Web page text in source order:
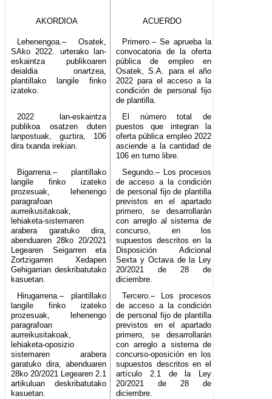
AKORDIOA ACUERDO
Lehenengoa.– Osatek,
SAko 2022. urterako lan-
eskaintza publikoaren
deialdia onartzea,
plantillako langile finko
izateko.
Primero.– Se aprueba la
convocatoria de la oferta
pública de empleo en
Osatek, S.A. para el año
2022 para el acceso a la
condición de personal fijo
de plantilla.
2022 lan-eskaintza
publikoa osatzen duten
lanpostuak, guztira, 106
dira txanda irekian.
El número total de
puestos que integran la
oferta pública empleo 2022
asciende a la cantidad de
106 en turno libre.
Bigarrena.– plantillako
langile finko izateko
prozesuak, lehenengo
paragrafoan
aurreikusitakoak,
lehiaketa-sistemaren
arabera garatuko dira,
abenduaren 28ko 20/2021
Legearen Seigarren eta
Zortzigarren Xedapen
Gehigarrian deskribatutako
kasuetan.
Segundo.– Los procesos
de acceso a la condición
de personal fijo de plantilla
previstos en el apartado
primero, se desarrollarán
con arreglo al sistema de
concurso, en los
supuestos descritos en la
Disposición Adicional
Sexta y Octava de la Ley
20/2021 de 28 de
diciembre.
Hirugarrena.– plantillako
langile finko izateko
prozesuak, lehenengo
paragrafoan
aurreikusitakoak,
lehiaketa-oposizio
sistemaren arabera
garatuko dira, abenduaren
28ko 20/2021 Legearen 2.1
artikuluan deskribatutako
kasuetan.
Tercero.– Los procesos
de acceso a la condición
de personal fijo de plantilla
previstos en el apartado
primero, se desarrollarán
con arreglo a sistema de
concurso-oposición en los
supuestos descritos en el
artículo 2.1 de la Ley
20/2021 de 28 de
diciembre.